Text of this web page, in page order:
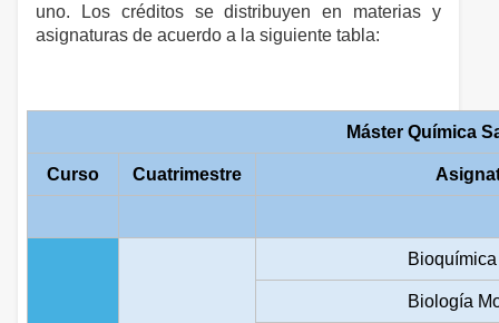
uno. Los créditos se distribuyen en materias y
asignaturas de acuerdo a la siguiente tabla:
Máster Química
Curso Cuatrimestre
Biología